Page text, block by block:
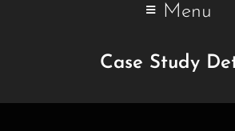
Menu
Case Study